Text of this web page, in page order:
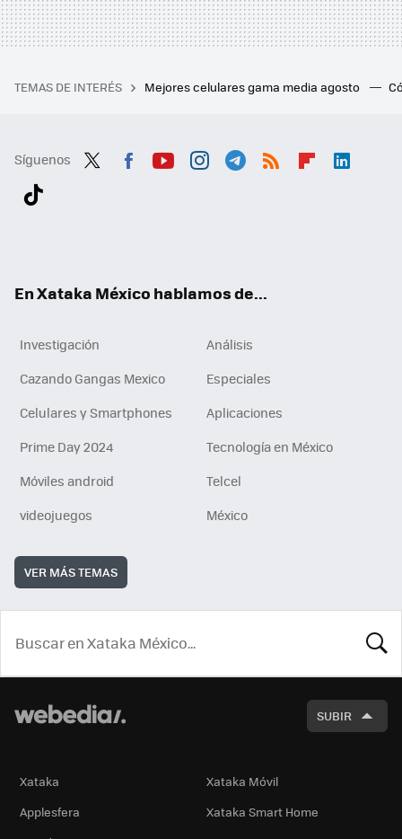
TEMAS DE INTERÉS Mejores celulares gama media agosto
Síguenos
En Xataka México hablamos de...
Investigación
Análisis
Cazando Gangas Mexico
Especiales
Celulares y Smartphones
Aplicaciones
Prime Day 2024
Tecnología en México
Móviles android
Telcel
videojuegos
México
VER MÁS TEMAS
SUBIR
Xataka
Xataka Móvil
Applesfera
Xataka Smart Home